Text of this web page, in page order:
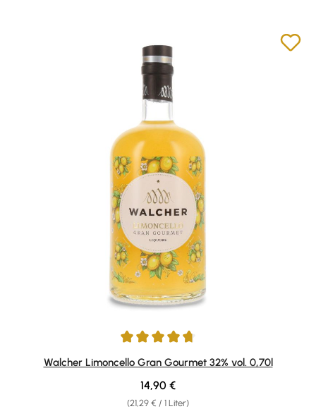
Durchschnittliche Bewertung von 4.85 von 5 Sternen
Walcher Limoncello Gran Gourmet 32% vol. 0,70l
(21,29 € / 1 Liter)
Regulärer Preis:
14,90 €